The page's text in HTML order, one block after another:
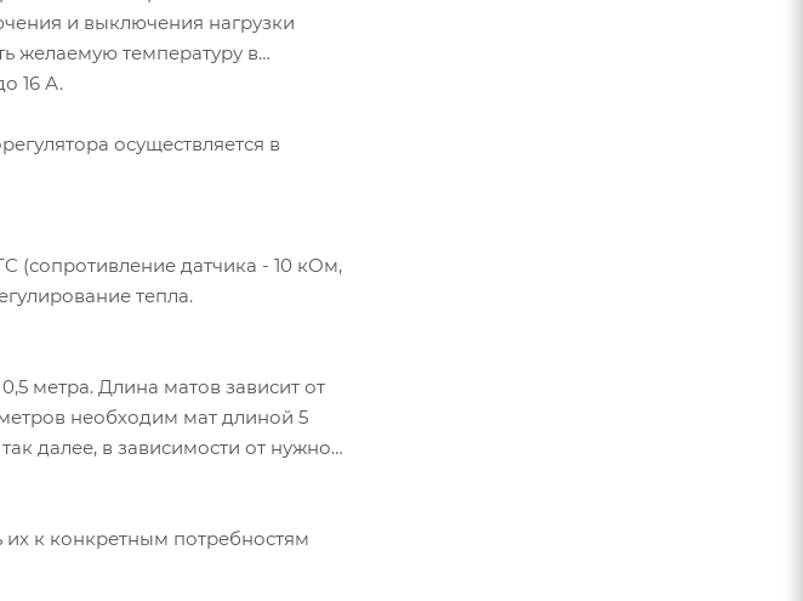
и выключения нагрузки
желаемую температуру в
16 А.
осуществляется в
(сопротивление датчика - 10 кОм,
тепла.
метра. Длина матов зависит от
необходим мат длиной 5
далее, в зависимости от нужной
их к конкретным потребностям